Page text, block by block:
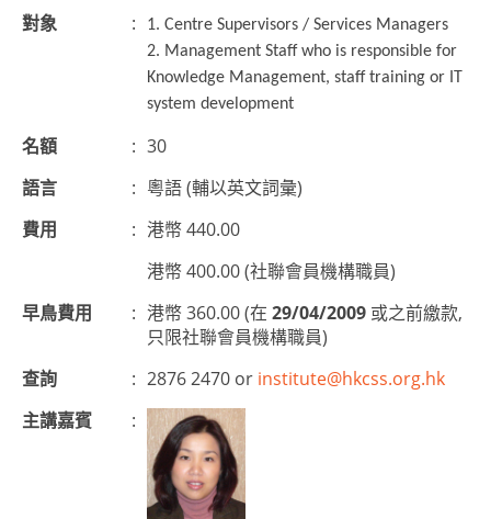
對象
:
1. Centre Supervisors / Services Managers
2. Management Staff who is responsible for
Knowledge Management, staff training or IT
system development
名額 : 30
語言
: 粵語 (輔以英文詞彙)
費用
: 港幣 440.00
港幣 400.00 (社聯會員機構職員)
早鳥費用
: 港幣 360.00 (在 29/04/2009 或之前繳款,
只限社聯會員機構職員)
查詢
: 2876 2470 or institute@hkcss.org.hk
主講嘉賓
: